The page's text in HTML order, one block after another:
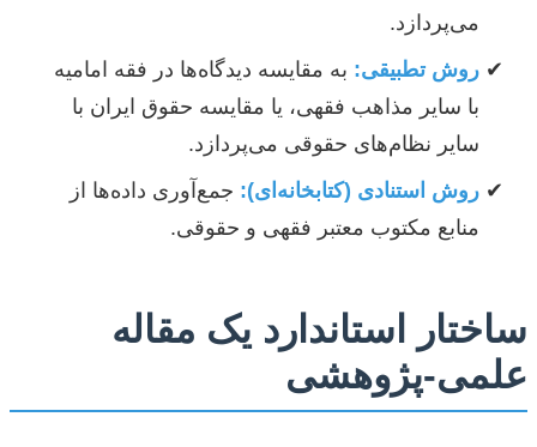
می‌پردازد.
روش تطبیقی: به مقایسه دیدگاه‌ها در فقه امامیه
با سایر مذاهب فقهی، یا مقایسه حقوق ایران با
سایر نظام‌های حقوقی می‌پردازد.
روش استنادی (کتابخانه‌ای): جمع‌آوری داده‌ها از
منابع مکتوب معتبر فقهی و حقوقی.
ساختار استاندارد یک مقاله
علمی-پژوهشی